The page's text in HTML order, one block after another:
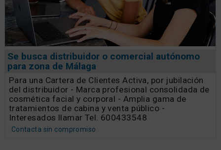
Se busca distribuidor o comercial autónomo
para zona de Málaga
Para una Cartera de Clientes Activa, por jubilación
del distribuidor - Marca profesional consolidada de
cosmética facial y corporal - Amplia gama de
tratamientos de cabina y venta público -
Interesados llamar Tel. 600433548
Contacta sin compromiso